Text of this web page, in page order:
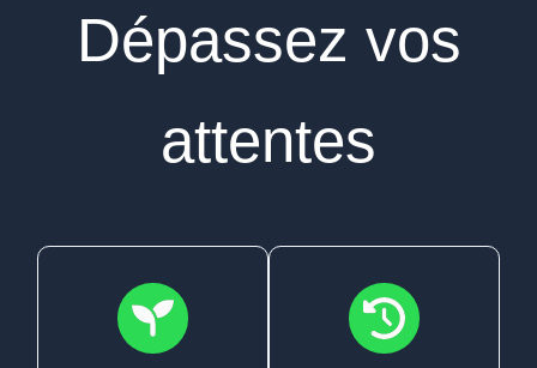
Dépassez vos
attentes